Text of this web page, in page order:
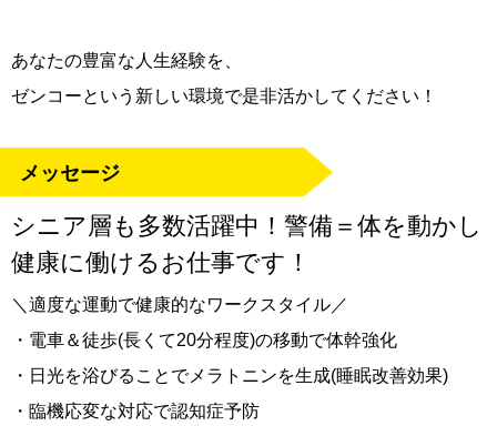
あなたの豊富な人生経験を、
ゼンコーという新しい環境で是非活かしてください！
メッセージ
シニア層も多数活躍中！警備＝体を動かし
健康に働けるお仕事です！
＼適度な運動で健康的なワークスタイル／
・電車＆徒歩(長くて20分程度)の移動で体幹強化
・日光を浴びることでメラトニンを生成(睡眠改善効果)
・臨機応変な対応で認知症予防